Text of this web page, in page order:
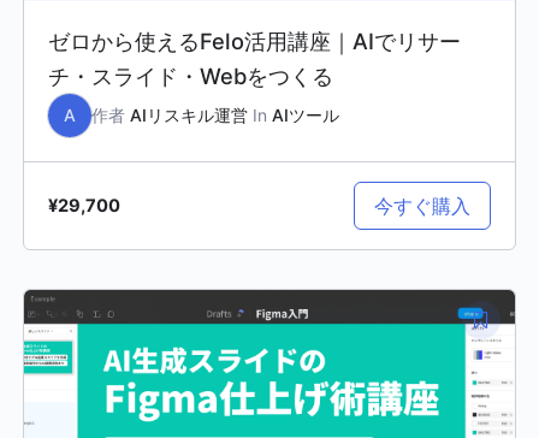
ゼロから使えるFelo活用講座｜AIでリサー
チ・スライド・Webをつくる
A 作者 AIリスキル運営In AIツール
¥29,700 今すぐ購入